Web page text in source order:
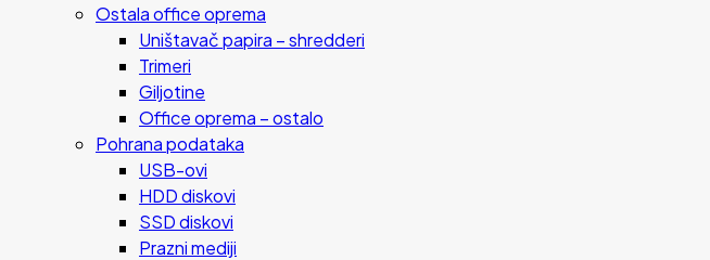
Ostala office oprema
Uništavač papira – shredderi
Trimeri
Giljotine
Office oprema – ostalo
Pohrana podataka
USB-ovi
HDD diskovi
SSD diskovi
Prazni mediji